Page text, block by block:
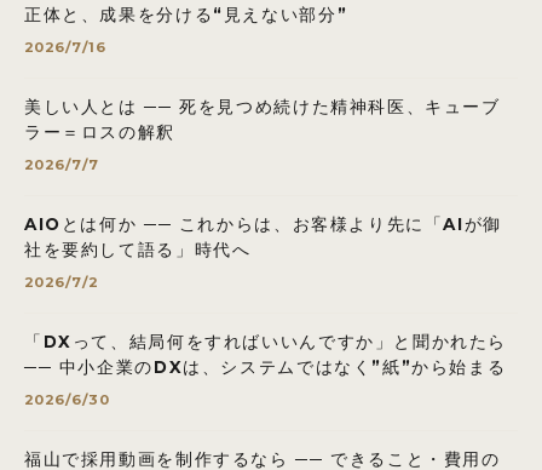
正体と、成果を分ける“見えない部分”
2026/7/16
美しい人とは ── 死を見つめ続けた精神科医、キューブ
ラー＝ロスの解釈
2026/7/7
AIOとは何か ── これからは、お客様より先に「AIが御
社を要約して語る」時代へ
2026/7/2
「DXって、結局何をすればいいんですか」と聞かれたら
── 中小企業のDXは、システムではなく”紙”から始まる
2026/6/30
福山で採用動画を制作するなら ── できること・費用の